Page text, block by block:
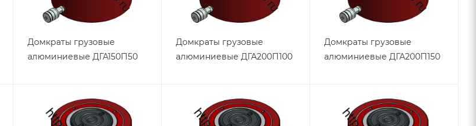
Домкраты грузовые
алюминиевые ДГА150П50
Домкраты грузовые
алюминиевые ДГА200П100
Домкраты грузовые
алюминиевые ДГА200П150